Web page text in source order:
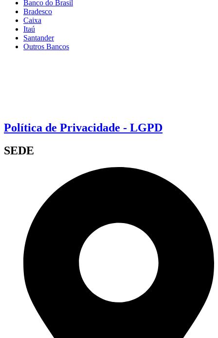
Banco do Brasil
Bradesco
Caixa
Itaú
Santander
Outros Bancos
Política de Privacidade - LGPD
SEDE